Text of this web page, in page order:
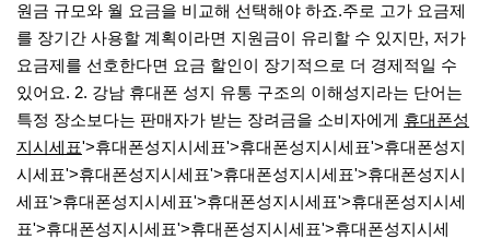
원금 규모와 월 요금을 비교해 선택해야 하죠.​주로 고가 요금제
를 장기간 사용할 계획이라면 지원금이 유리할 수 있지만, 저가
요금제를 선호한다면 요금 할인이 장기적으로 더 경제적일 수
있어요.​ 2. 강남 휴대폰 성지 유통 구조의 이해​성지라는 단어는
특정 장소보다는 판매자가 받는 장려금을 소비자에게 휴대폰성
지시세표'>휴대폰성지시세표'>휴대폰성지시세표'>휴대폰성지
시세표'>휴대폰성지시세표'>휴대폰성지시세표'>휴대폰성지시
세표'>휴대폰성지시세표'>휴대폰성지시세표'>휴대폰성지시세
표'>휴대폰성지시세표'>휴대폰성지시세표'>휴대폰성지시세